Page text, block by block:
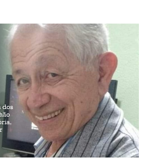
o Estatuto do SLI (Art. 2º, § 2º): “Os
assento no plenário do Sínodo do
apresentando à Mesa as devidas
com o livro de atas, relatório,
de atas de seu Presbitério.” Portanto,
elaboração dos documentos
o regulamento para confecção de
– DOC. CXV) e relatórios em
mais recente. Sendo somente o q...